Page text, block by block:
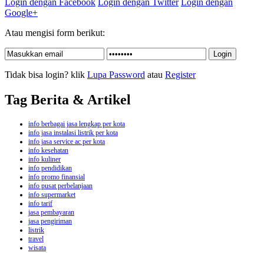
Login dengan Facebook Login dengan Twitter Login dengan
Google+
Atau mengisi form berikut:
Tidak bisa login? klik Lupa Password atau Register
Tag Berita & Artikel
info berbagai jasa lengkap per kota
info jasa instalasi listrik per kota
info jasa service ac per kota
info kesehatan
info kuliner
info pendidikan
info promo finansial
info pusat perbelanjaan
info supermarket
info tarif
jasa pembayaran
jasa pengiriman
listrik
travel
wisata